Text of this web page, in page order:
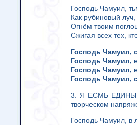
Господь Чамуил,
Как рубиновый луч,
Огнём твоим
Сжигая всех тех,
Господь Чамуил,
Господь Чамуил,
Господь Чамуил,
Господь Чамуил,
3. Я ЕСМЬ ЕДИНЫЙ,
творческом
Господь Чамуил, в